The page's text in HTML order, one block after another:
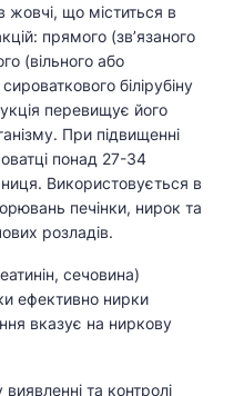
жовчі, що міститься в
прямого (зв’язаного
(вільного або
сироваткового білірубіну
перевищує його
При підвищенні
понад 27-34
Використовується в
печінки, нирок та
розладів.
сечовина)
ефективно нирки
вказує на ниркову
та контролі